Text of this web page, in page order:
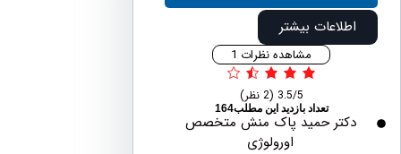
اطلاعات بیشتر
مشاهده نظرات 1
تعداد بازدید این مطلب164
دکتر حمید پاک منش متخصص
اورولوژی